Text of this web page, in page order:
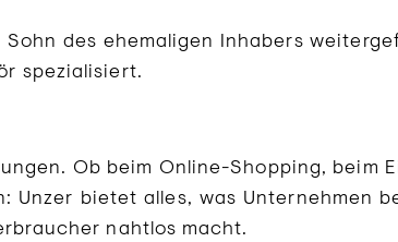
des ehemaligen Inhabers
spezialisiert.
Ob beim Online-Shopping, beim
bietet alles, was Unternehmen
nahtlos macht.